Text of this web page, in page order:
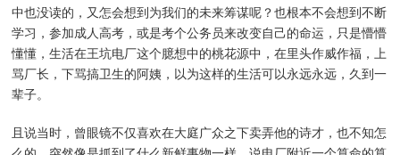
中也没读的，又怎会想到为我们的未来筹谋呢？也根本不会想到不断
学习，参加成人高考，或是考个公务员来改变自己的命运，只是懵懵
懂懂，生活在王坑电厂这个臆想中的桃花源中，在里头作威作福，上
骂厂长，下骂搞卫生的阿姨，以为这样的生活可以永远永远，久到一
辈子。
且说当时，曾眼镜不仅喜欢在大庭广众之下卖弄他的诗才，也不知怎